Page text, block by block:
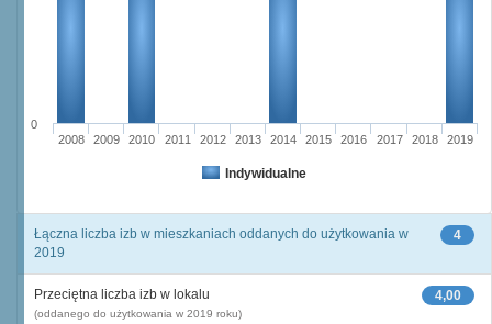
Indywidualne
2008 2009 2010 2011 2012 2013 2014 2015 2016 2017 2018 2019
0
4
Łączna liczba izb w mieszkaniach oddanych do użytkowania w
2019
4,00
Przeciętna liczba izb w lokalu
(oddanego do użytkowania w 2019 roku)